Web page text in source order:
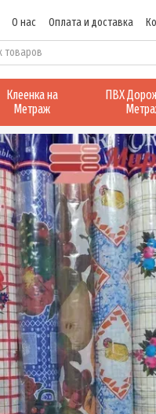
О нас Оплата и доставка
Клеенка на
Метраж
ПВХ